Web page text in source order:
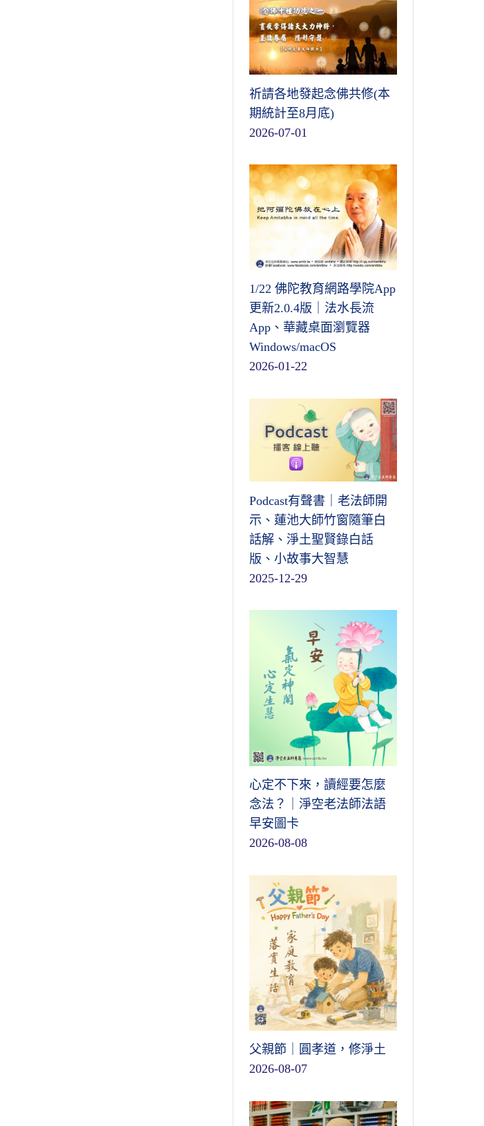
祈請各地發起念佛共修(本
期統計至8月底)
2026-07-01
1/22 佛陀教育網路學院App
更新2.0.4版｜法水長流
App、華藏桌面瀏覽器
Windows/macOS
2026-01-22
Podcast有聲書｜老法師開
示、蓮池大師竹窗隨筆白
話解、淨土聖賢錄白話
版、小故事大智慧
2025-12-29
心定不下來，讀經要怎麼
念法？｜淨空老法師法語
早安圖卡
2026-08-08
父親節｜圓孝道，修淨土
2026-08-07